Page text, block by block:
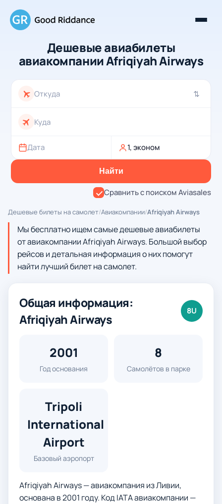
Дешевые авиабилеты
авиакомпании Afriqiyah Airways
⇄
Дата 1, эконом
Найти
Сравнить с поиском Aviasales
Дешевые билеты на самолет/Авиакомпании/Afriqiyah Airways
Мы бесплатно ищем самые дешевые авиабилеты
от авиакомпании Afriqiyah Airways. Большой выбор
рейсов и детальная информация о них помогут
найти лучший билет на самолет.
Общая информация:
Afriqiyah Airways
8U
2001
Год основания
8
Самолётов в парке
Tripoli
International
Airport
Базовый аэропорт
Afriqiyah Airways — авиакомпания из Ливии,
основана в 2001 году. Код IATA авиакомпании —